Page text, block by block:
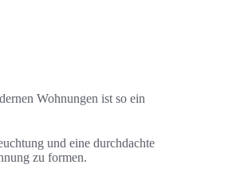
Wohnungen ist so ein
und eine durchdachte
zu formen.